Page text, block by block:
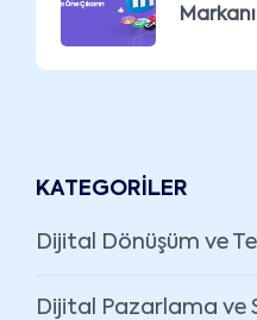
KATEGORILER
Dijital Dönüşüm ve
Dijital Pazarlama ve